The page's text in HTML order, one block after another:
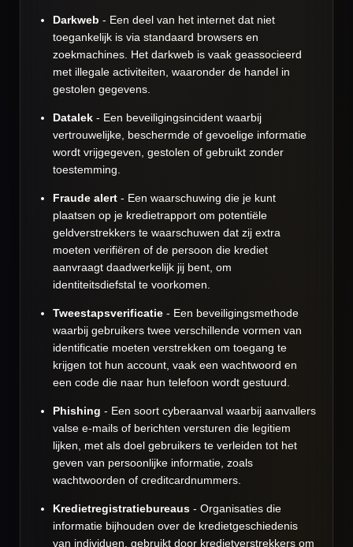
Darkweb - Een deel van het internet dat niet
toegankelijk is via standaard browsers en
zoekmachines. Het darkweb is vaak geassocieerd
met illegale activiteiten, waaronder de handel in
gestolen gegevens.
Datalek - Een beveiligingsincident waarbij
vertrouwelijke, beschermde of gevoelige informatie
wordt vrijgegeven, gestolen of gebruikt zonder
toestemming.
Fraude alert - Een waarschuwing die je kunt
plaatsen op je kredietrapport om potentiële
geldverstrekkers te waarschuwen dat zij extra
moeten verifiëren of de persoon die krediet
aanvraagt daadwerkelijk jij bent, om
identiteitsdiefstal te voorkomen.
Tweestapsverificatie - Een beveiligingsmethode
waarbij gebruikers twee verschillende vormen van
identificatie moeten verstrekken om toegang te
krijgen tot hun account, vaak een wachtwoord en
een code die naar hun telefoon wordt gestuurd.
Phishing - Een soort cyberaanval waarbij aanvallers
valse e-mails of berichten versturen die legitiem
lijken, met als doel gebruikers te verleiden tot het
geven van persoonlijke informatie, zoals
wachtwoorden of creditcardnummers.
Kredietregistratiebureaus - Organisaties die
informatie bijhouden over de kredietgeschiedenis
van individuen, gebruikt door kredietverstrekkers om